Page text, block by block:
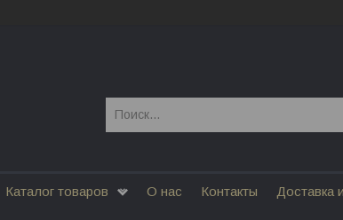
Каталог товаров О нас Контакты Доставка